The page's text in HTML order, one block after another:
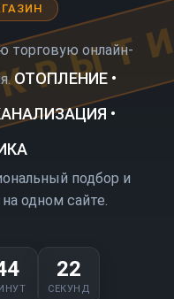
торговую онлайн-
ОТОПЛЕНИЕ •
•
подбор и
одном сайте.
22
СЕКУНД